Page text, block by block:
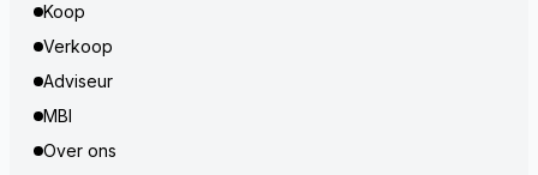
Koop
Verkoop
Adviseur
MBI
Over ons